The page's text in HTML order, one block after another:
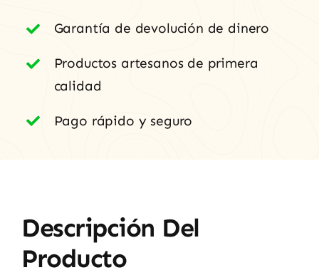
Garantía de devolución de dinero
Productos artesanos de primera
calidad
Pago rápido y seguro
Descripción Del
Producto